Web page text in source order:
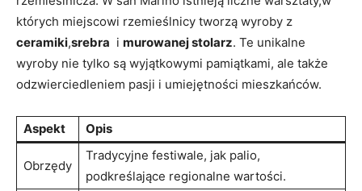
których miejscowi⁤ rzemieślnicy tworzą wyroby z
ceramiki,srebra ⁣ i murowanej stolarz. Te unikalne⁤
wyroby nie tylko są wyjątkowymi pamiątkami, ale także
⁢odzwierciedleniem pasji i umiejętności ‌mieszkańców.
Aspekt Opis
Obrzędy
Tradycyjne ‌festiwale, jak palio,
podkreślające‍ regionalne wartości.